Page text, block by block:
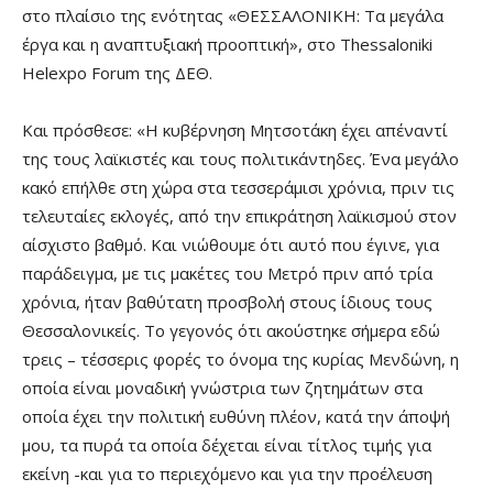
στο πλαίσιο της ενότητας «ΘΕΣΣΑΛΟΝΙΚΗ: Τα μεγάλα
έργα και η αναπτυξιακή προοπτική», στο Thessaloniki
Helexpo Forum της ΔΕΘ.
Και πρόσθεσε: «Η κυβέρνηση Μητσοτάκη έχει απέναντί
της τους λαϊκιστές και τους πολιτικάντηδες. Ένα μεγάλο
κακό επήλθε στη χώρα στα τεσσεράμισι χρόνια, πριν τις
τελευταίες εκλογές, από την επικράτηση λαϊκισμού στον
αίσχιστο βαθμό. Και νιώθουμε ότι αυτό που έγινε, για
παράδειγμα, με τις μακέτες του Μετρό πριν από τρία
χρόνια, ήταν βαθύτατη προσβολή στους ίδιους τους
Θεσσαλονικείς. Το γεγονός ότι ακούστηκε σήμερα εδώ
τρεις – τέσσερις φορές το όνομα της κυρίας Μενδώνη, η
οποία είναι μοναδική γνώστρια των ζητημάτων στα
οποία έχει την πολιτική ευθύνη πλέον, κατά την άποψή
μου, τα πυρά τα οποία δέχεται είναι τίτλος τιμής για
εκείνη -και για το περιεχόμενο και για την προέλευση